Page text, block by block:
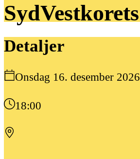
SydVestkorets
Detaljer
Onsdag 16. desember 2026
18:00